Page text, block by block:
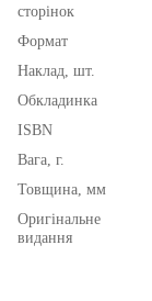
сторінок
Формат
Наклад, шт.
Обкладинка
ISBN
Вага, г.
Товщина, мм
Оригінальне
видання